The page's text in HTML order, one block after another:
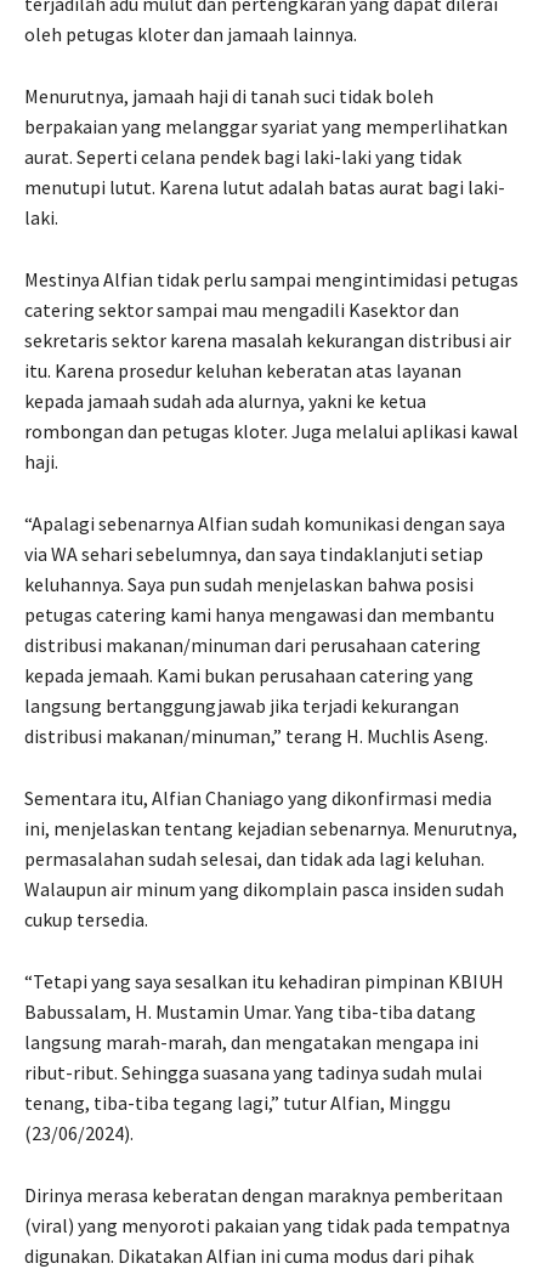
oleh petugas kloter dan jamaah lainnya.
Menurutnya, jamaah haji di tanah suci tidak boleh
berpakaian yang melanggar syariat yang memperlihatkan
aurat. Seperti celana pendek bagi laki-laki yang tidak
menutupi lutut. Karena lutut adalah batas aurat bagi laki-
laki.
Mestinya Alfian tidak perlu sampai mengintimidasi petugas
catering sektor sampai mau mengadili Kasektor dan
sekretaris sektor karena masalah kekurangan distribusi air
itu. Karena prosedur keluhan keberatan atas layanan
kepada jamaah sudah ada alurnya, yakni ke ketua
rombongan dan petugas kloter. Juga melalui aplikasi kawal
haji.
“Apalagi sebenarnya Alfian sudah komunikasi dengan saya
via WA sehari sebelumnya, dan saya tindaklanjuti setiap
keluhannya. Saya pun sudah menjelaskan bahwa posisi
petugas catering kami hanya mengawasi dan membantu
distribusi makanan/minuman dari perusahaan catering
kepada jemaah. Kami bukan perusahaan catering yang
langsung bertanggungjawab jika terjadi kekurangan
distribusi makanan/minuman,” terang H. Muchlis Aseng.
Sementara itu, Alfian Chaniago yang dikonfirmasi media
ini, menjelaskan tentang kejadian sebenarnya. Menurutnya,
permasalahan sudah selesai, dan tidak ada lagi keluhan.
Walaupun air minum yang dikomplain pasca insiden sudah
cukup tersedia.
“Tetapi yang saya sesalkan itu kehadiran pimpinan KBIUH
Babussalam, H. Mustamin Umar. Yang tiba-tiba datang
langsung marah-marah, dan mengatakan mengapa ini
ribut-ribut. Sehingga suasana yang tadinya sudah mulai
tenang, tiba-tiba tegang lagi,” tutur Alfian, Minggu
(23/06/2024).
Dirinya merasa keberatan dengan maraknya pemberitaan
(viral) yang menyoroti pakaian yang tidak pada tempatnya
digunakan. Dikatakan Alfian ini cuma modus dari pihak